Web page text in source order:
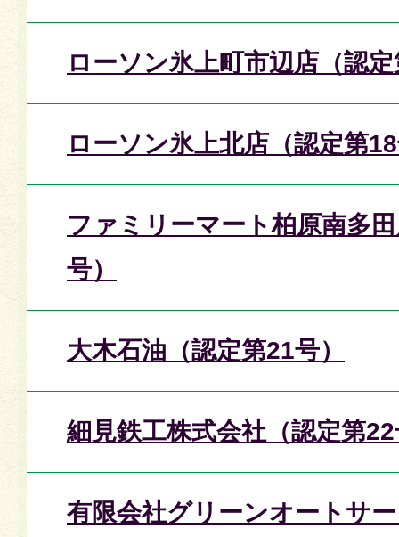
ローソン氷上町市辺店（認
ローソン氷上北店（認定第
ファミリーマート柏原南多
号）
大木石油（認定第21号）
細見鉄工株式会社（認定第
有限会社グリーンオートサ